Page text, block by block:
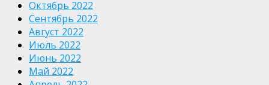
Октябрь 2022
Сентябрь 2022
Август 2022
Июль 2022
Июнь 2022
Май 2022